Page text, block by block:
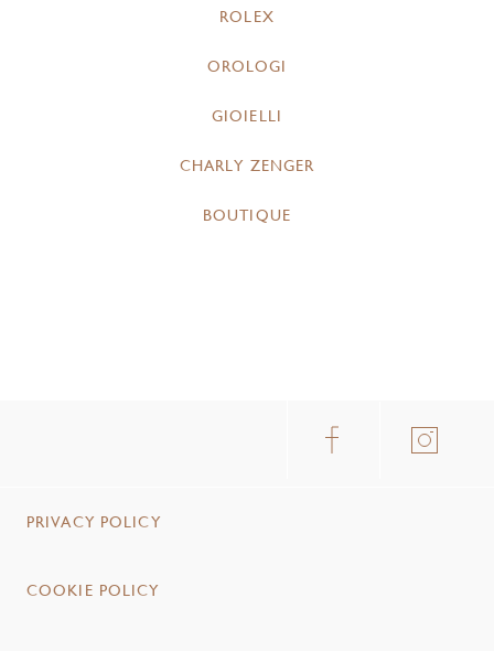
ROLEX
OROLOGI
GIOIELLI
CHARLY ZENGER
BOUTIQUE
PRIVACY POLICY
COOKIE POLICY